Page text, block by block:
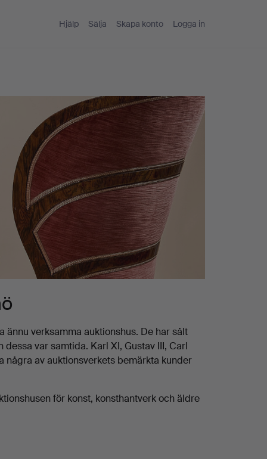
Hjälp Sälja Skapa konto Logga in
ännu verksamma auktionshus. De har sålt
var samtida. Karl XI, Gustav III, Carl
av auktionsverkets bemärkta kunder
för konst, konsthantverk och äldre